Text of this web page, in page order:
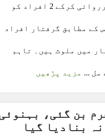
اطلاع کی بنیاد پر کارروائی کرکے 2 افراد کو
کے مطابق گرفتار افراد
میں ملوث ہیں۔ تاہم
مل ... مزید پڑھیں
بن گئی،
بنادیا گیا